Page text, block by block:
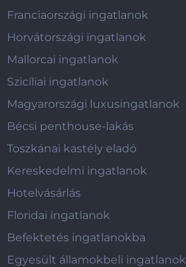
Franciaországi ingatlanok
Horvátországi ingatlanok
Mallorcai ingatlanok
Szicíliai ingatlanok
Magyarországi luxusingatlanok
Bécsi penthouse-lakás
Toszkánai kastély eladó
Kereskedelmi ingatlanok
Hotelvásárlás
Floridai ingatlanok
Befektetés ingatlanokba
Egyesült államokbeli ingatlanok